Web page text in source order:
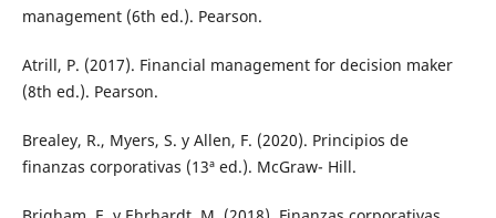
management (6th ed.). Pearson.
Atrill, P. (2017). Financial management for decision maker
(8th ed.). Pearson.
Brealey, R., Myers, S. y Allen, F. (2020). Principios de
finanzas corporativas (13ª ed.). McGraw- Hill.